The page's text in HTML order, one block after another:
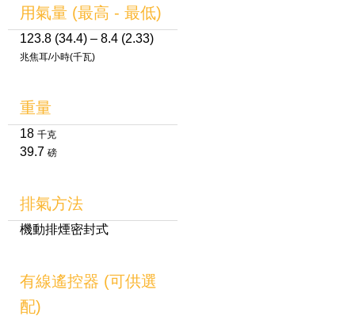
用氣量 (最高 - 最低)
123.8 (34.4) – 8.4 (2.33)
兆焦耳/小時(千瓦)
重量
18 千克
39.7 磅
排氣方法
機動排煙密封式
有線遙控器 (可供選
配)